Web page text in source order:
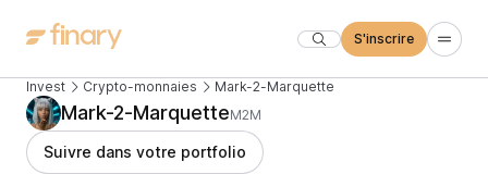
S'inscrire
Invest Crypto-monnaies Mark-2-Marquette
Mark-2-MarquetteM2M
Suivre dans votre portfolio